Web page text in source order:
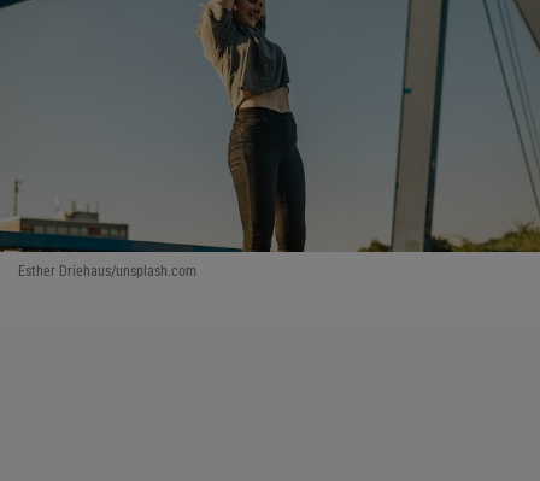
Esther Driehaus/unsplash.com